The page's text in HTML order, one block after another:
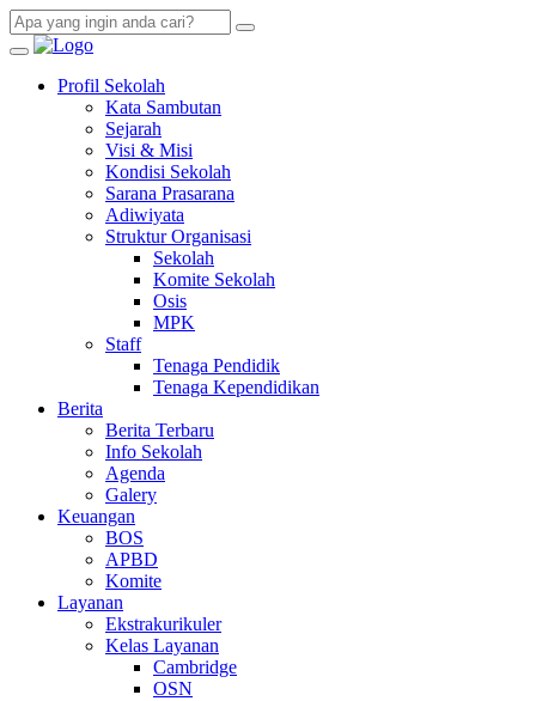
Profil Sekolah
Kata Sambutan
Sejarah
Visi & Misi
Kondisi Sekolah
Sarana Prasarana
Adiwiyata
Struktur Organisasi
Sekolah
Komite Sekolah
Osis
MPK
Staff
Tenaga Pendidik
Tenaga Kependidikan
Berita
Berita Terbaru
Info Sekolah
Agenda
Galery
Keuangan
BOS
APBD
Komite
Layanan
Ekstrakurikuler
Kelas Layanan
Cambridge
OSN